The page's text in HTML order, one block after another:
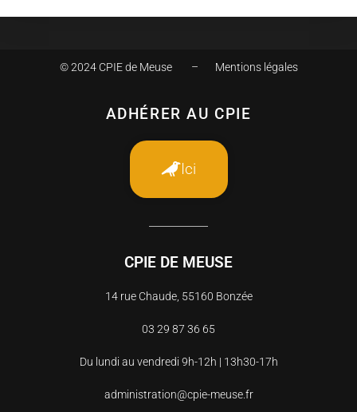
© 2024 CPIE de Meuse – Mentions légales
ADHÉRER AU CPIE
Ici
CPIE DE MEUSE
14 rue Chaude, 55160 Bonzée
03 29 87 36 65
Du lundi au vendredi 9h-12h | 13h30-17h
administration@cpie-meuse.fr